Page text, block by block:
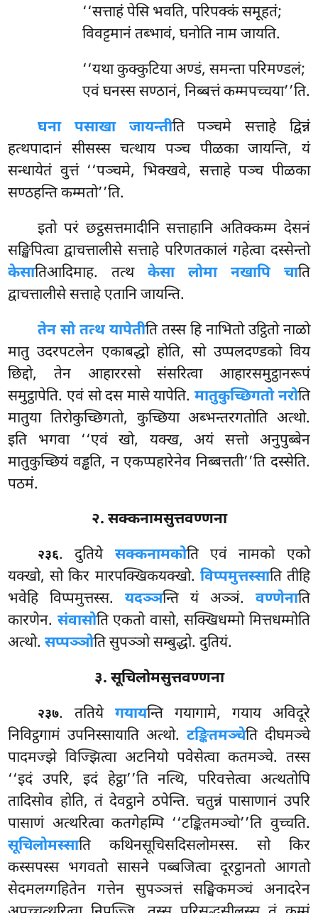
‘‘सत्ताहं पेसि भवति, परिपक्कं समूहतं;
विवट्टमानं तब्भावं, घनोति नाम जायति.
‘‘यथा कुक्कुटिया अण्डं, समन्ता परिमण्डलं;
एवं घनस्स सण्ठानं, निब्बत्तं कम्मपच्चया’’ति.
घना पसाखा जायन्तीति पञ्चमे सत्ताहे द्विन्नं
हत्थपादानं सीसस्स चत्थाय पञ्च पीळका जायन्ति, यं
सन्धायेतं वुत्तं ‘‘पञ्चमे, भिक्खवे, सत्ताहे पञ्च पीळका
सण्ठहन्ति कम्मतो’’ति.
इतो परं छट्ठसत्तमादीनि सत्ताहानि अतिक्कम्म देसनं
सङ्खिपित्वा द्वाचत्तालीसे सत्ताहे परिणतकालं गहेत्वा दस्सेन्तो
केसातिआदिमाह. तत्थकेसा लोमा नखापि चाति
द्वाचत्तालीसे सत्ताहे एतानि जायन्ति.
तेन सो तत्थ यापेतीति तस्स हि नाभितो उट्ठितो नाळो
मातु उदरपटलेन एकाबद्धो होति, सो उप्पलदण्डको विय
छिद्दो, तेन आहाररसो संसरित्वा आहारसमुट्ठानरूपं
समुट्ठापेति. एवं सो दस मासे यापेति.मातुकुच्छिगतो नरोति
मातुया तिरोकुच्छिगतो, कुच्छिया अब्भन्तरगतोति अत्थो.
इति भगवा ‘‘एवं खो, यक्ख, अयं सत्तो अनुपुब्बेन
मातुकुच्छियं वड्ढति, न एकप्पहारेनेव निब्बत्तती’’ति दस्सेति.
पठमं.
२. सक्कनामसुत्तवण्णना
२३६. दुतिये सक्कनामकोति एवं नामको एको
यक्खो, सो किर मारपक्खिकयक्खो. विप्पमुत्तस्साति तीहि
भवेहि विप्पमुत्तस्स.यदञ्ञन्ति यं अञ्ञं. वण्णेनाति
कारणेन. संवासोति एकतो वासो, सक्खिधम्मो मित्तधम्मोति
अत्थो.सप्पञ्ञोति सुपञ्ञो सम्बुद्धो. दुतियं.
३. सूचिलोमसुत्तवण्णना
२३७. ततिये गयायन्ति गयागामे, गयाय अविदूरे
निविट्ठगामं उपनिस्सायाति अत्थो. टङ्कितमञ्चेति दीघमञ्चे
पादमज्झे विज्झित्वा अटनियो पवेसेत्वा कतमञ्चे. तस्स
‘‘इदं उपरि, इदं हेट्ठा’’ति नत्थि, परिवत्तेत्वा अत्थतोपि
तादिसोव होति, तं देवट्ठाने ठपेन्ति. चतुन्नं पासाणानं उपरि
पासाणं अत्थरित्वा कतगेहम्पि ‘‘टङ्कितमञ्चो’’ति वुच्चति.
सूचिलोमस्साति कथिनसूचिसदिसलोमस्स. सो किर
कस्सपस्स भगवतो सासने पब्बजित्वा दूरट्ठानतो आगतो
सेदमलग्गहितेन गत्तेन सुपञ्ञत्तं सङ्घिकमञ्चं अनादरेन